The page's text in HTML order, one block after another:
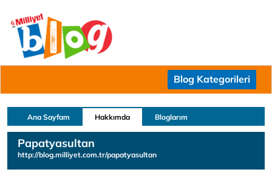
Blog Kategorileri
Ana Sayfam Hakkımda Bloglarım
Papatyasultan
http://blog.milliyet.com.tr/papatyasultan